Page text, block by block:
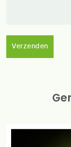
Verzenden